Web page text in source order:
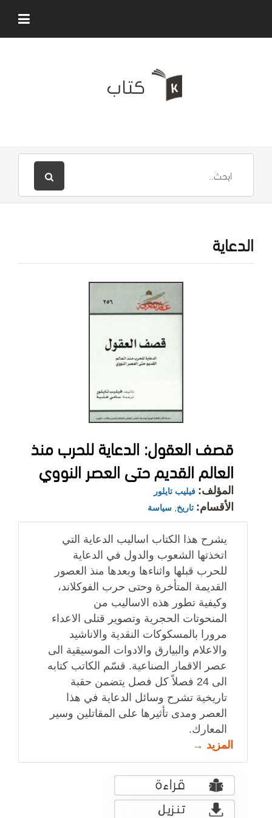
الدعاية
قصف العقول: الدعاية للحرب منذ
العالم القديم حتى العصر النووي
المؤلف: فيليب تايلور
الأقسام: تاريخ سياسة
يشرح هذا الكتاب اساليب الدعاية التي
اتخذتها الشعوب والدول في الدعاية
للحرب قبلها واثناءها وبعدها منذ العصور
القديمة المتأخرة وحتى حرب الفوكلاند،
وكيفية تطور هذه الاساليب من
المنحوتات الحجرية وتصوير قتلى الاعداء
مرورا بالمسكوكات النقدية والاناشيد
والاعلام والبيارق والادوات الموسيقية الى
عصر الاقمار الصناعية. قسّم الكاتب كتابه
الى 24 فصلاً كل فصل يتضمن حقبة
تاريخية تشرح وسائل الدعاية في هذا
العصر ومدى تأثيرها على المقاتلين وسير
المعارك.
المزيد →